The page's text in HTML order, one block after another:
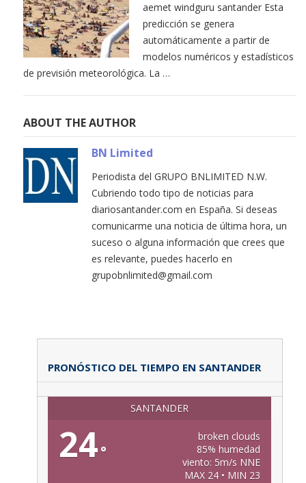
aemet windguru santander Esta
predicción se genera
automáticamente a partir de
modelos numéricos y estadísticos
de previsión meteorológica. La …
ABOUT THE AUTHOR
BN Limited
Periodista del GRUPO BNLIMITED N.W.
Cubriendo todo tipo de noticias para
diariosantander.com en España. Si deseas
comunicarme una noticia de última hora, un
suceso o alguna información que crees que
es relevante, puedes hacerlo en
grupobnlimited@gmail.com
PRONÓSTICO DEL TIEMPO EN SANTANDER
SANTANDER
24°
broken clouds
85% humedad
viento: 5m/s NNE
MAX 24 • MIN 23